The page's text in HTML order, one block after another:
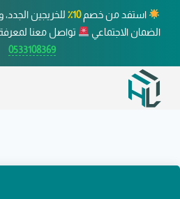
استفد من خصم10٪
للخريجين
الضمان الاجتماعي
تواصل معنا
0533108369